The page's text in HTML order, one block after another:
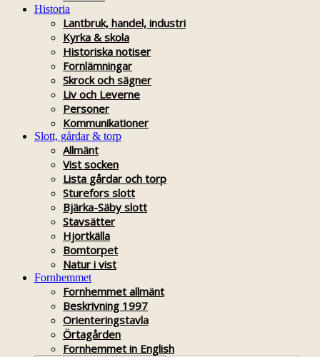
Historia
Lantbruk, handel, industri
Kyrka & skola
Historiska notiser
Fornlämningar
Skrock och sägner
Liv och Leverne
Personer
Kommunikationer
Slott, gårdar & torp
Allmänt
Vist socken
Lista gårdar och torp
Sturefors slott
Bjärka-Säby slott
Stavsätter
Hjortkälla
Bomtorpet
Natur i vist
Fornhemmet
Fornhemmet allmänt
Beskrivning 1997
Orienteringstavla
Örtagården
Fornhemmet in English